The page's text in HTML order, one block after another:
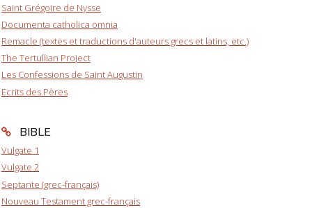
Saint Grégoire de Nysse
Documenta catholica omnia
Remacle (textes et traductions d'auteurs grecs et latins, etc.)
The Tertullian Project
Les Confessions de Saint Augustin
Ecrits des Pères
BIBLE
Vulgate 1
Vulgate 2
Septante (grec-français)
Nouveau Testament grec-français